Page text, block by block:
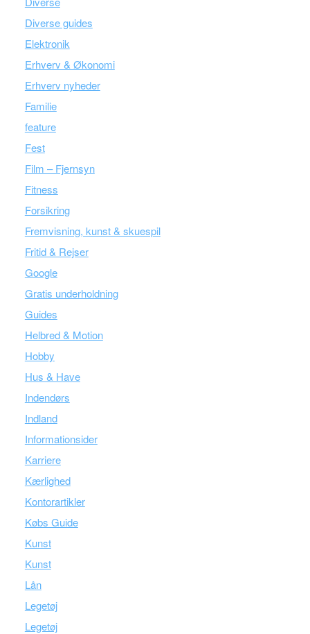
Diverse guides
Elektronik
Erhverv & Økonomi
Erhverv nyheder
Familie
feature
Fest
Film – Fjernsyn
Fitness
Forsikring
Fremvisning, kunst & skuespil
Fritid & Rejser
Google
Gratis underholdning
Guides
Helbred & Motion
Hobby
Hus & Have
Indendørs
Indland
Informationsider
Karriere
Kærlighed
Kontorartikler
Købs Guide
Kunst
Kunst
Lån
Legetøj
Legetøj